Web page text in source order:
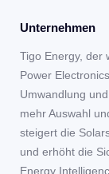
Unternehmen
Tigo Energy, der
Power
Umwandlung
mehr Auswahl
steigert die
und erhöht die
Energy